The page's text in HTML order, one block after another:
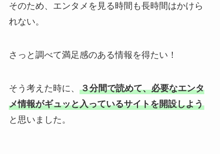
そのため、エンタメを見る時間も長時間はかけら
れない。
さっと調べて満足感のある情報を得たい！
そう考えた時に、 ３分間で読めて、必要なエンタ
メ情報がギュッと入っているサイトを開設しよう
と思いました。